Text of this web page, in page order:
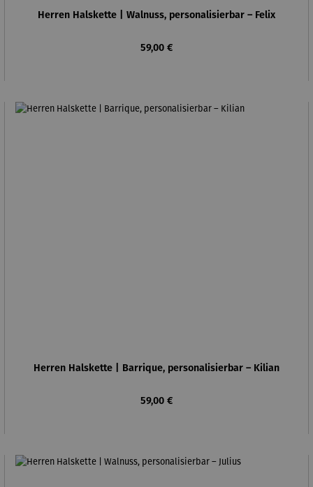
Herren Halskette | Walnuss, personalisierbar – Felix
Regulärer Preis:
59,00 €
Herren Halskette | Barrique, personalisierbar – Kilian
Regulärer Preis:
59,00 €